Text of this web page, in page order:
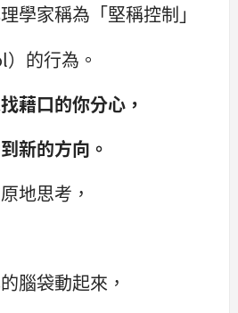
學家稱為「堅稱控制」
）的行為。
藉口的你分心，
新的方向。
地思考，
腦袋動起來，